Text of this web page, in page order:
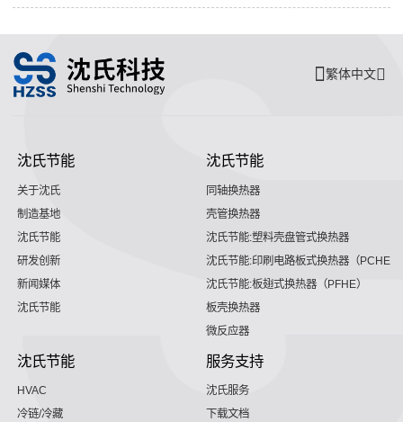
繁体中文
沈氏节能
关于沈氏
制造基地
沈氏节能
研发创新
新闻媒体
沈氏节能
沈氏节能
同轴换热器
壳管换热器
沈氏节能:塑料壳盘管式换热器
沈氏节能:印刷电路板式换热器（PCHE）
沈氏节能:板翅式换热器（PFHE）
板壳换热器
微反应器
沈氏节能
HVAC
冷链/冷藏
服务支持
沈氏服务
下载文档